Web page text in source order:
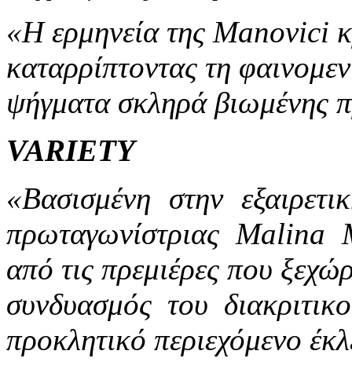
«Η ερμηνεία της Manovici
καταρρίπτοντας τη
ψήγματα σκληρά βιωμένης
VARIETY
«Βασισμένη στην
πρωταγωνίστριας Malina
από τις πρεμιέρες που
συνδυασμός του
προκλητικό περιεχόμενο